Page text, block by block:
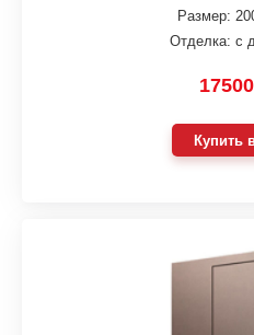
Размер:
Отделка: с
Купить